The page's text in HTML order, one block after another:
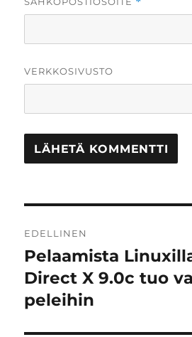
VERKKOSIVUSTO
selaus
EDELLINEN
Edellinen
artikkeli:
Pelaamista
Direct X 9.0c tuo
peleihin